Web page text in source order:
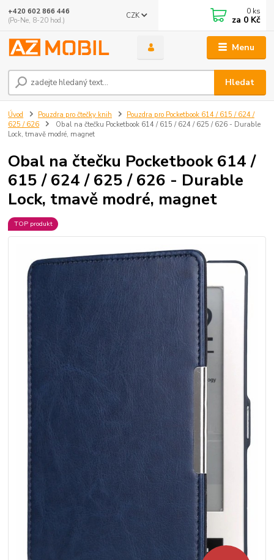
Menu
CZK
Hledat
+420 602 866 446
(Po-Ne, 8-20 hod.)
0 ks
za 0 Kč
Úvod Pouzdra pro čtečky knih
Pouzdra pro Pocketbook 614 / 615 / 624 /
625 / 626
Obal na čtečku Pocketbook 614 / 615 / 624 / 625 / 626 - Durable
Lock, tmavě modré, magnet
Obal na čtečku Pocketbook 614 /
615 / 624 / 625 / 626 - Durable
Lock, tmavě modré, magnet
TOP produkt